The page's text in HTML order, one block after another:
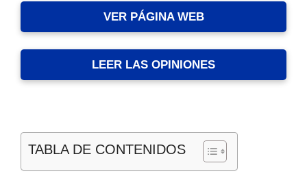
VER PÁGINA WEB
LEER LAS OPINIONES
TABLA DE CONTENIDOS